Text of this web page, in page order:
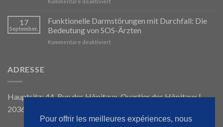
Leur
et
l’Importance
SOS
Kommentare deaktiviert
Microbiens
Quand
Faire
17
September.
Funktionelle Darmstörungen mit Durchfall: Die
Bedeutung von SOS-Ärzten
Kommentare deaktiviertfür
SOS
ADRESSE
Hauptsitz: 44, Rue des Hôpitaux, Quartier des Hôpitaux |
20360, Marokko
Pour offrir les meilleures expériences, nous